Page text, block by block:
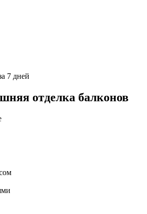
7 дней
отделка балконов